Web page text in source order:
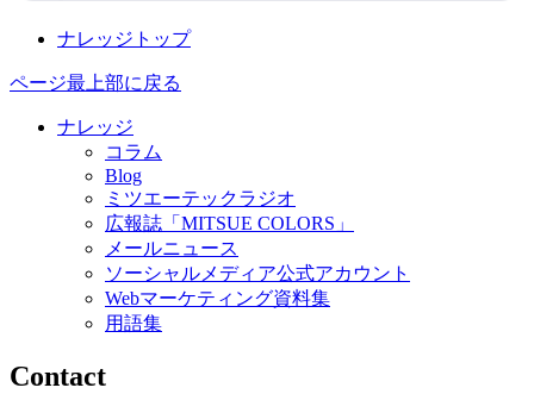
ナレッジトップ
ページ最上部に戻る
ナレッジ
コラム
Blog
ミツエーテックラジオ
広報誌「MITSUE COLORS」
メールニュース
ソーシャルメディア公式アカウント
Webマーケティング資料集
用語集
Contact